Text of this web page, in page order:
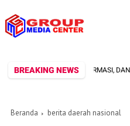
BREAKING NEWSINFORMASI, DANDIM
Beranda berita daerah nasional